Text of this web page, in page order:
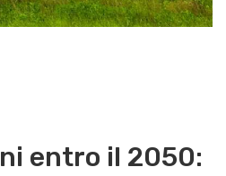
entro il 2050: